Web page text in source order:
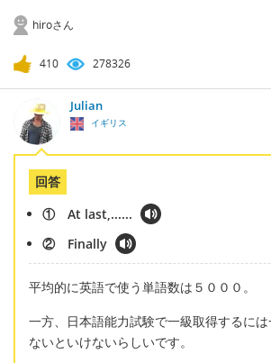
hiroさん
410 278326
Julian
イギリス
回答
① At last,......
② Finally
平均的に英語で使う単語数は５０００。
一方、日本語能力試験で一級取得するに
ないといけないらしいです。